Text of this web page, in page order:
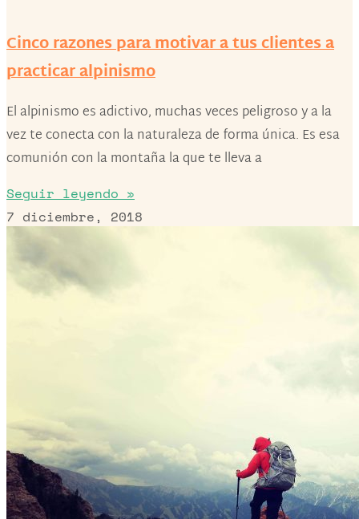
Cinco razones para motivar a tus clientes a
practicar alpinismo
El alpinismo es adictivo, muchas veces peligroso y a la
vez te conecta con la naturaleza de forma única. Es esa
comunión con la montaña la que te lleva a
Seguir leyendo »
7 diciembre, 2018